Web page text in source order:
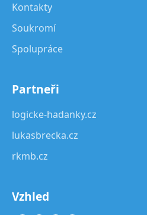
Kontakty
Soukromí
Spolupráce
Partneři
logicke-hadanky.cz
lukasbrecka.cz
rkmb.cz
Vzhled